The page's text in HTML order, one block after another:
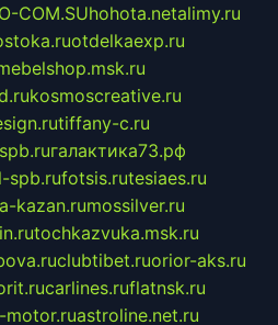
COM.SUhohota.netalimy.ru
otdelkaexp.ru
kosmoscreative.ru
tiffany-c.ru
галактика73.рф
spb.rufotsis.rutesiaes.ru
kazan.rumossilver.ru
tochkazvuka.msk.ru
clubtibet.ruorior-aks.ru
carlines.ruflatnsk.ru
motor.ruastroline.net.ru